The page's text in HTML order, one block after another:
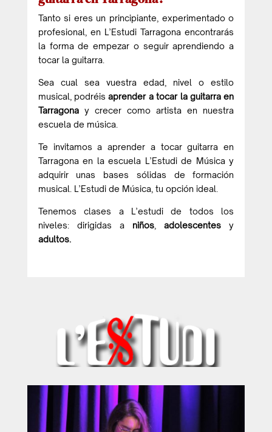
Tanto si eres un principiante, experimentado o
profesional, en L’Estudi Tarragona encontrarás
la forma de empezar o seguir aprendiendo a
tocar la guitarra.
Sea cual sea vuestra edad, nivel o estilo
musical, podréisaprender a tocar la guitarra en
Tarragonay crecer como artista en nuestra
escuela de música.
Te invitamos a aprender a tocar guitarra en
Tarragona en la escuela L’Estudi de Música y
adquirir unas bases sólidas de formación
musical. L’Estudi de Música, tu opción ideal.
Tenemos clases a L’estudi de todos los
niveles: dirigidas a niños ,adolescentes y
adultos.